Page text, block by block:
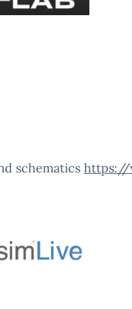
schematics https://